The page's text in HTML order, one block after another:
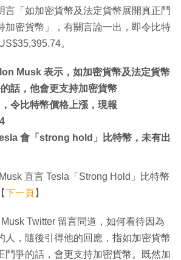
言「如加密貨幣及法定貨幣展開真正鬥
加密貨幣」，有關言論一出，即令比特
。
Musk 表示，如加密貨幣及法定貨幣
話，他會更支持加密貨幣
令比特幣價格上漲，現報
會「strong hold」比特幣，未有出
直言 Tesla「Strong Hold」比特幣
下一頁】
Twitter 留言問道，如何看待因為
人，隨後引得他的回應，指如加密貨幣
鬥爭的話，會更支持加密貨幣。既然加